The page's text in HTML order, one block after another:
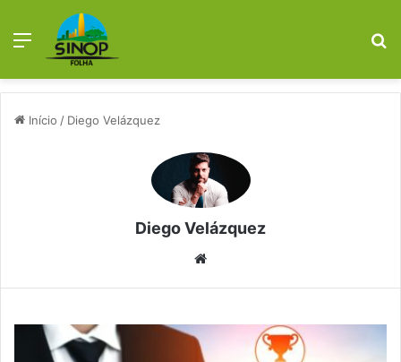
Menu
Início / Diego Velázquez
Diego Velázquez
Website